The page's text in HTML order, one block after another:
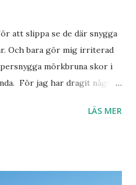
att slippa se de där snygga
Och bara gör mig irriterad
mörkbruna skor i
För jag har dragit någon
sorterat ut klänningar som
LÄS MER